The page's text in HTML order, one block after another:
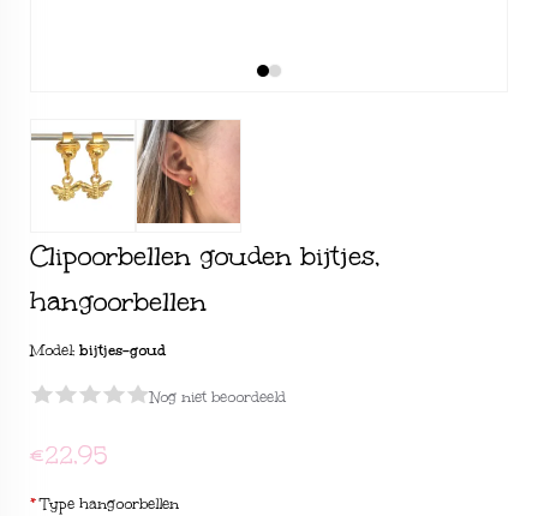
Clipoorbellen gouden bijtjes,
hangoorbellen
Model: bijtjes-goud
Nog niet beoordeeld
€22,95
*Type hangoorbellen